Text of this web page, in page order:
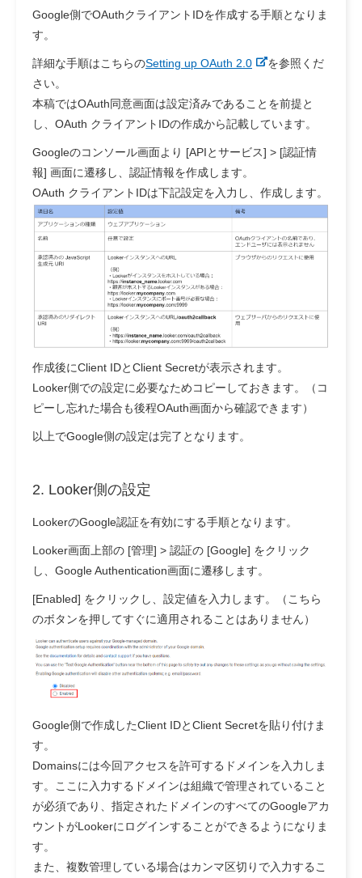
Google側でOAuthクライアントIDを作成する手順となりま
す。
詳細な手順はこちらのSetting up OAuth 2.0
を参照くだ
さい。
本稿ではOAuth同意画面は設定済みであることを前提と
し、OAuth クライアントIDの作成から記載しています。
Googleのコンソール画面より [APIとサービス] > [認証情
報] 画面に遷移し、認証情報を作成します。
OAuth クライアントIDは下記設定を入力し、作成します。
作成後にClient IDとClient Secretが表示されます。
Looker側での設定に必要なためコピーしておきます。（コ
ピーし忘れた場合も後程OAuth画面から確認できます）
以上でGoogle側の設定は完了となります。
2. Looker側の設定
LookerのGoogle認証を有効にする手順となります。
Looker画面上部の [管理] > 認証の [Google] をクリック
し、Google Authentication画面に遷移します。
[Enabled] をクリックし、設定値を入力します。（こちら
のボタンを押してすぐに適用されることはありません）
Google側で作成したClient IDとClient Secretを貼り付けま
す。
Domainsには今回アクセスを許可するドメインを入力しま
す。ここに入力するドメインは組織で管理されていること
が必須であり、指定されたドメインのすべてのGoogleアカ
ウントがLookerにログインすることができるようになりま
す。
また、複数管理している場合はカンマ区切りで入力するこ